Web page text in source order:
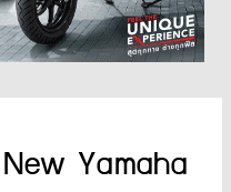
Yamaha